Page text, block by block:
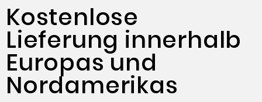
Kostenlose
Lieferung innerhalb
Europas und
Nordamerikas